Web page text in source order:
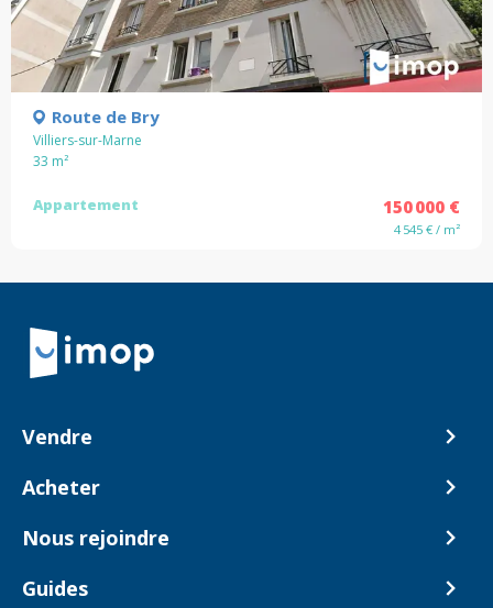
Route de Bry
Villiers-sur-Marne
33 m²
Appartement 150 000 €
4 545 € / m²
Retour à la navigation principale
Vendre
Comment ça marche ?
Acheter
Biens en vente
Nous rejoindre
Devenir Conseiller
Guides